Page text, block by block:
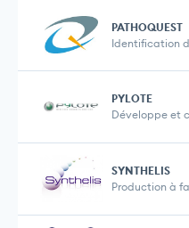
PATHOQUEST
Identification
PYLOTE
SYNTHELIS
Production à